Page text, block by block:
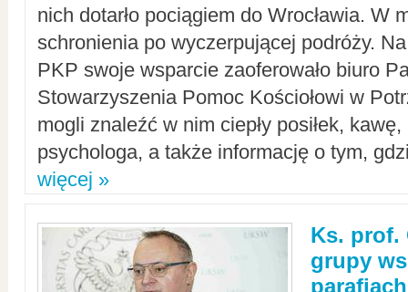
nich dotarło pociągiem do Wrocławia. W
schronienia po wyczerpującej podróży.
PKP swoje wsparcie zaoferowało biuro
Stowarzyszenia Pomoc Kościołowi w
mogli znaleźć w nim ciepły posiłek,
psychologa, a także informację o tym,
więcej »
Ks. prof.
grupy
parafiach